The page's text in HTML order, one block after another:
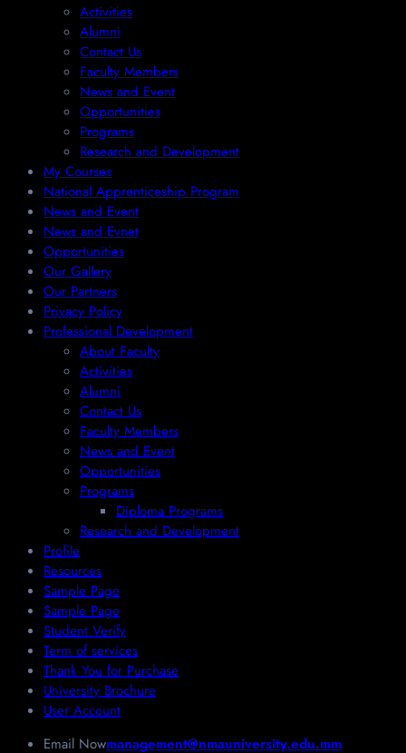
Activities
Alumni
Contact Us
Faculty Members
News and Event
Opportunities
Programs
Research and Development
My Courses
National Apprenticeship Program
News and Event
News and Evnet
Opportunities
Our Gallery
Our Partners
Privacy Policy
Professional Development
About Faculty
Activities
Alumni
Contact Us
Faculty Members
News and Event
Opportunities
Programs
Diploma Programs
Research and Development
Profile
Resources
Sample Page
Sample Page
Student Verify
Term of services
Thank You for Purchase
University Brochure
User Account
Email Nowmanagement@nmauniversity.edu.mm